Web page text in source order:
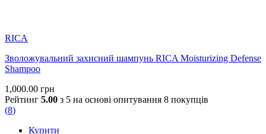
RICA
Зволожувальний захисний шампунь RICA Moisturizing Defense
Shampoo
1,000.00 грн
Рейтинг 5.00 з 5 на основі опитування 8 покупців
(8)
Купити